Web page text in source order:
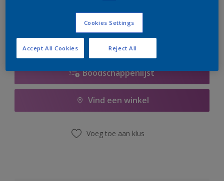
Boodschappenlijst
Vind een winkel
Voeg toe aan klus
Cookies Settings
Reject All
Accept All Cookies